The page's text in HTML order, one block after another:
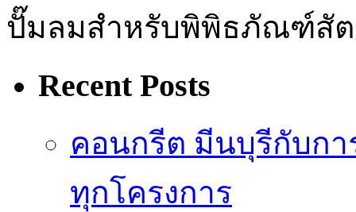
ปั๊มลมสำหรับพิพิธภัณฑ์สั
Recent Posts
คอนกรีต มีนบุรีกับกา
ทุกโครงการ